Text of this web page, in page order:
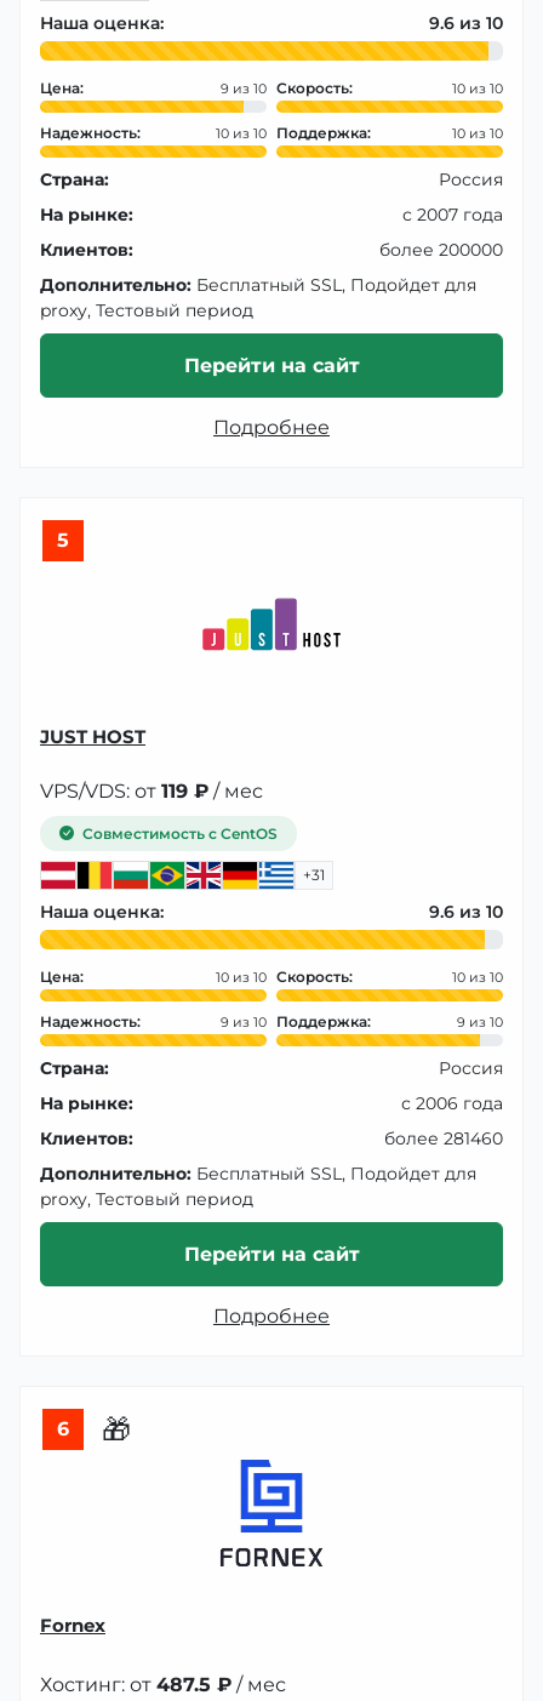
Наша оценка: 9.6
Цена: 9 Скорость: 10
Надежность: 10 Поддержка: 10
Страна:
Россия
На рынке:
с 2007 года
Клиентов:
более 200000
Дополнительно: Бесплатный SSL, Подойдет для
proxy, Тестовый период
Перейти на сайт
Подробнее
5
JUST HOST
VPS/VDS: от 119 ₽ / мес
Совместимость с CentOS
+31
Наша оценка: 9.6
Цена: 10 Скорость: 10
Надежность: 9 Поддержка: 9
Страна:
Россия
На рынке:
с 2006 года
Клиентов:
более 281460
Дополнительно: Бесплатный SSL, Подойдет для
proxy, Тестовый период
Перейти на сайт
Подробнее
6 🎁
Fornex
Хостинг: от 487.5 ₽ / мес